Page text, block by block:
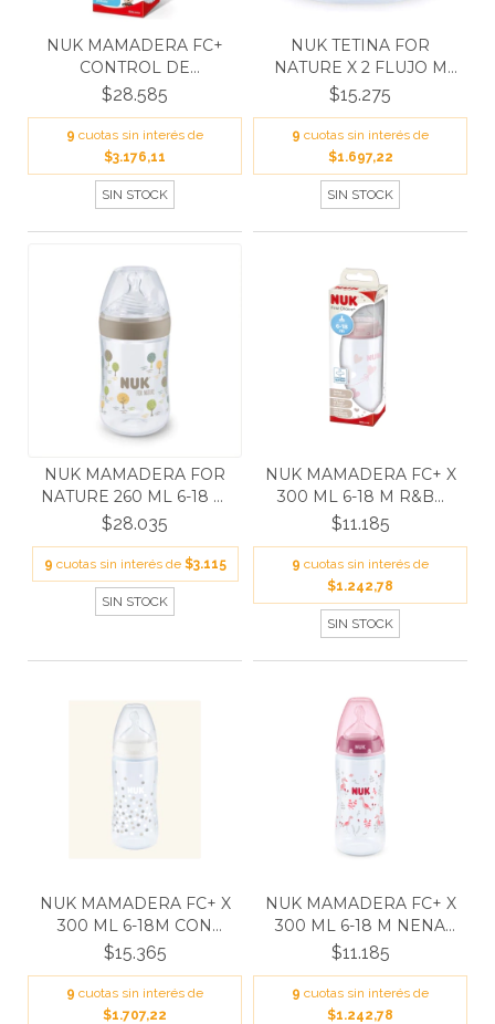
NUK MAMADERA FC+
CONTROL DE
TEMPERATURA...
$28.585
9 cuotas sin interés de
$3.176,11
SIN STOCK
NUK TETINA FOR
NATURE X 2 FLUJO M
107091...
$15.275
9 cuotas sin interés de
$1.697,22
SIN STOCK
NUK MAMADERA FOR
NATURE 260 ML 6-18 M
10...
$28.035
9 cuotas sin interés de $3.115
SIN STOCK
NUK MAMADERA FC+ X
300 ML 6-18 M R&B...
$11.185
9 cuotas sin interés de
$1.242,78
SIN STOCK
NUK MAMADERA FC+ X
300 ML 6-18M CON
CONT...
$15.365
9 cuotas sin interés de
$1.707,22
NUK MAMADERA FC+ X
300 ML 6-18 M NENA
N0...
$11.185
9 cuotas sin interés de
$1.242,78